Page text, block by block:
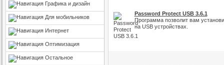
Графика и дизайн
Для мобильников
Интернет
Оптимизация
Остальное
Password Protect USB 3.6.1
Программа позволит вам
на USB устройствах.